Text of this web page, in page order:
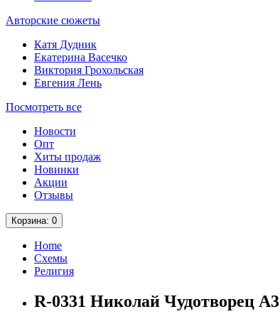
Авторские сюжеты
Катя Дудник
Екатерина Васечко
Виктория Грохольская
Евгения Лень
Посмотреть все
Новости
Опт
Хиты продаж
Новинки
Акции
Отзывы
Корзина: 0
Home
Схемы
Религия
R-0331 Николай Чудотворец А3